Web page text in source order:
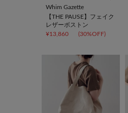
Whim Gazette
【THE PAUSE】フェイク
レザーボストン
¥13,860
(30%OFF)